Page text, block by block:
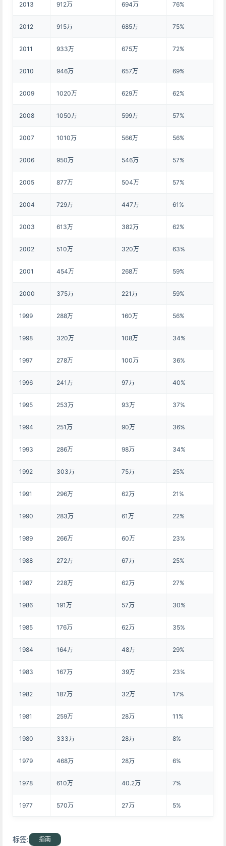
2013 912万 694万 76%
2012 915万 685万 75%
2011 933万 675万 72%
2010 946万 657万 69%
2009 1020万 629万 62%
2008 1050万 599万 57%
2007 1010万 566万 56%
2006 950万 546万 57%
2005 877万 504万 57%
2004 729万 447万 61%
2003 613万 382万 62%
2002 510万 320万 63%
2001 454万 268万 59%
2000 375万 221万 59%
1999 288万 160万 56%
1998 320万 108万 34%
1997 278万 100万 36%
1996 241万 97万 40%
1995 253万 93万 37%
1994 251万 90万 36%
1993 286万 98万 34%
1992 303万 75万 25%
1991 296万 62万 21%
1990 283万 61万 22%
1989 266万 60万 23%
1988 272万 67万 25%
1987 228万 62万 27%
1986 191万 57万 30%
1985 176万 62万 35%
1984 164万 48万 29%
1983 167万 39万 23%
1982 187万 32万 17%
1981 259万 28万 11%
1980 333万 28万 8%
1979 468万 28万 6%
1978 610万 40.2万 7%
1977 570万 27万 5%
标签: 指南